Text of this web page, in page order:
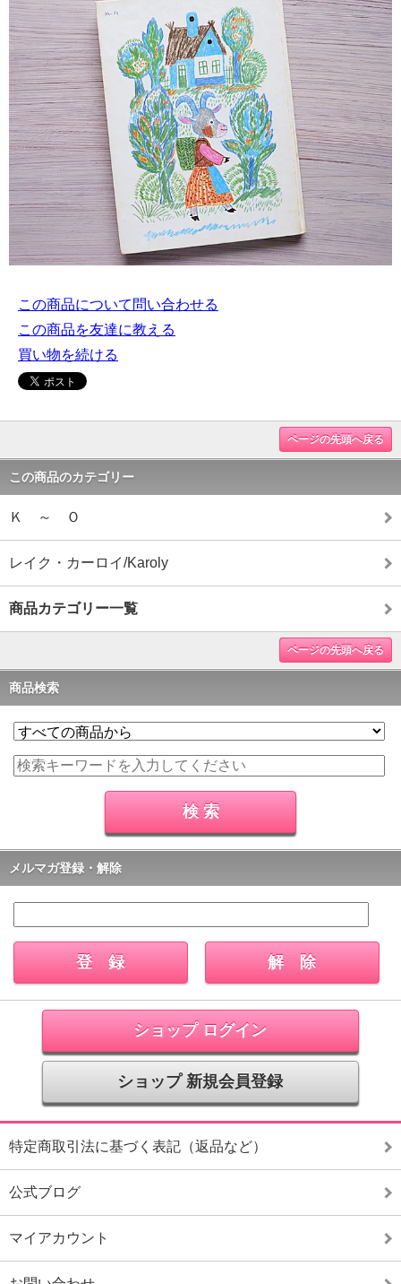
この商品について問い合わせる
この商品を友達に教える
買い物を続ける
ページの先頭へ戻る
この商品のカテゴリー
Ｋ ～ Ｏ
レイク・カーロイ/Karoly
商品カテゴリー一覧
ページの先頭へ戻る
商品検索
メルマガ登録・解除
ショップ ログイン
ショップ 新規会員登録
特定商取引法に基づく表記（返品など）
公式ブログ
マイアカウント